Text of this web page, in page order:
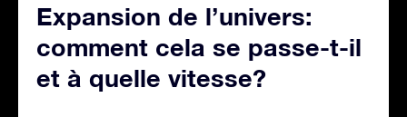
Expansion de l’univers:
comment cela se passe-t-il
et à quelle vitesse?